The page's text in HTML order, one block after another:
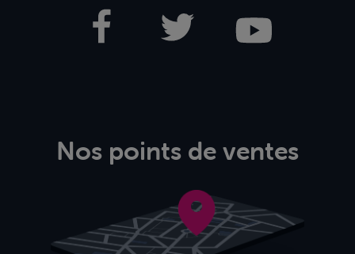
Nos points de ventes